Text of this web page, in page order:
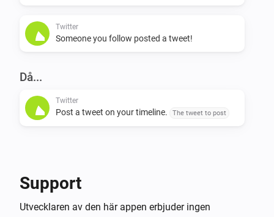
Triggers * On user mention (when someone mentions
you follow posts a tweet) * On own tweet (when you
Twitter
Someone you follow posted a tweet!
Då...
Twitter
Post a tweet on your timeline. The tweet to post
Support
Utvecklaren av den här appen erbjuder ingen